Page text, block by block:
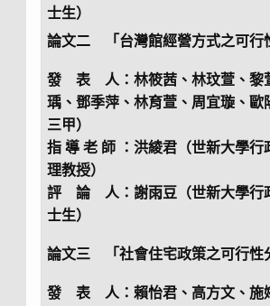
士生）
論文二 「台灣館經營方式之可行
發 表 人：林筱茜、林玟萱、黎
瑀、鄧季萍、林育萱、周宜璇、歐
三甲）
指 導 老 師 ：洪綾君（世新大學行
理教授）
評 論 人：謝雨豆（世新大學行
士生）
論文三 「社會住宅政策之可行性
發 表 人：賴怡君、高方文、施